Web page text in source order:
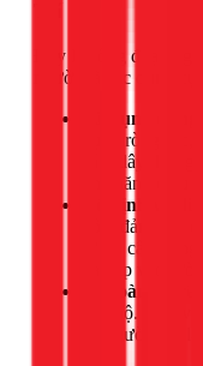
Đây là công đoạn
người và các dụng cụ
Sử dụng
dụng ròng
cáp, dây
khả năng chịu
Cố định và di
bồn, đảm bảo
từ từ, cẩn
va đập vào
An toàn là trên
bảo hộ. Khu
có người qua lại.